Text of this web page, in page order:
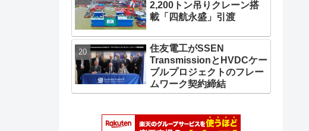
2,200トン吊りクレーン搭
載「四航永盛」引渡
住友電工がSSEN
TransmissionとHVDCケー
ブルプロジェクトのフレー
ムワーク契約締結